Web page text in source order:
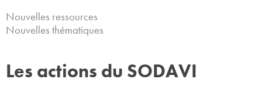
Nouvelles ressources
Nouvelles thématiques
Les actions du SODAVI